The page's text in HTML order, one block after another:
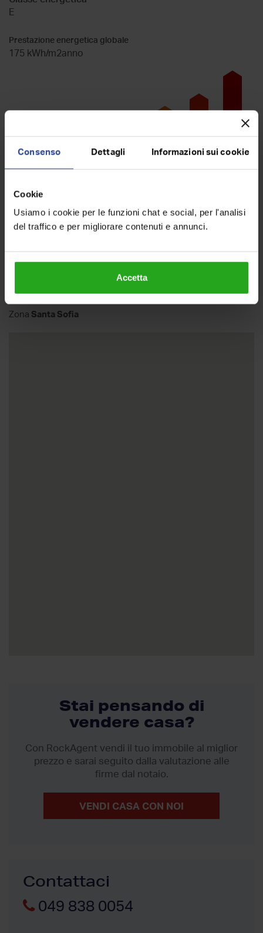
Consenso Dettagli Informazioni sui cookie
Cookie
Usiamo i cookie per le funzioni chat e social, per l'analisi
del traffico e per migliorare contenuti e annunci.
Accetta
E
Prestazione energetica globale
175 kWh/m2anno
A C E G
Indirizzo e mappa
Zona Santa Sofia
Stai pensando di
vendere casa?
Con RockAgent vendi il tuo immobile al miglior
prezzo e sarai seguito dalla valutazione alle
firme dal notaio.
VENDI CASA CON NOI
Contattaci
049 838 0054